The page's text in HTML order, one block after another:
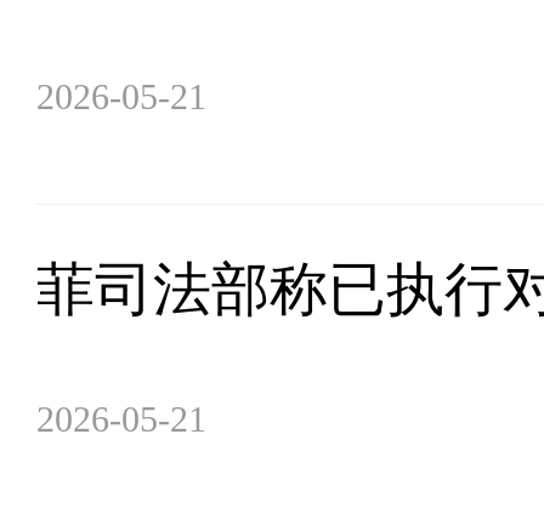
2026-05-21
菲司法部称已执行
2026-05-21